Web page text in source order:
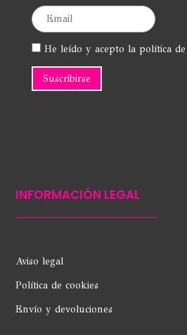
He leído y acepto la política de
INFORMACIÓN LEGAL
Aviso legal
Política de cookies
Envío y devoluciones